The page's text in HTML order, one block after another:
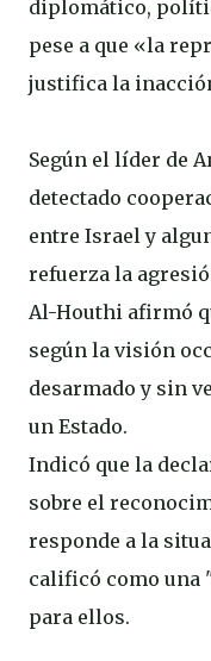
diplomático,
pese a que «la
justifica la
Según el líder de
detectado
entre Israel y
refuerza la
Al-Houthi afirmó
según la visión
desarmado y sin
un Estado.
Indicó que la
sobre el
responde a la
calificó como una
para ellos.